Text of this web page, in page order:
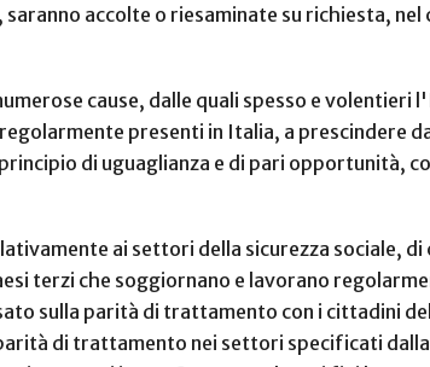
accolte o riesaminate su richiesta, nel
cause, dalle quali spesso e volentieri
presenti in Italia, a prescindere
di uguaglianza e di pari opportunità,
ai settori della sicurezza sociale, di
terzi che soggiornano e lavorano
sulla parità di trattamento con i cittadini
di trattamento nei settori specificati dalla